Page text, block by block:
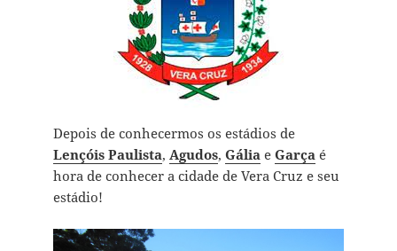
Depois de conhecermos os estádios de
Lençóis Paulista, Agudos, Gáliae Garçaé
hora de conhecer a cidade de Vera Cruz e seu
estádio!